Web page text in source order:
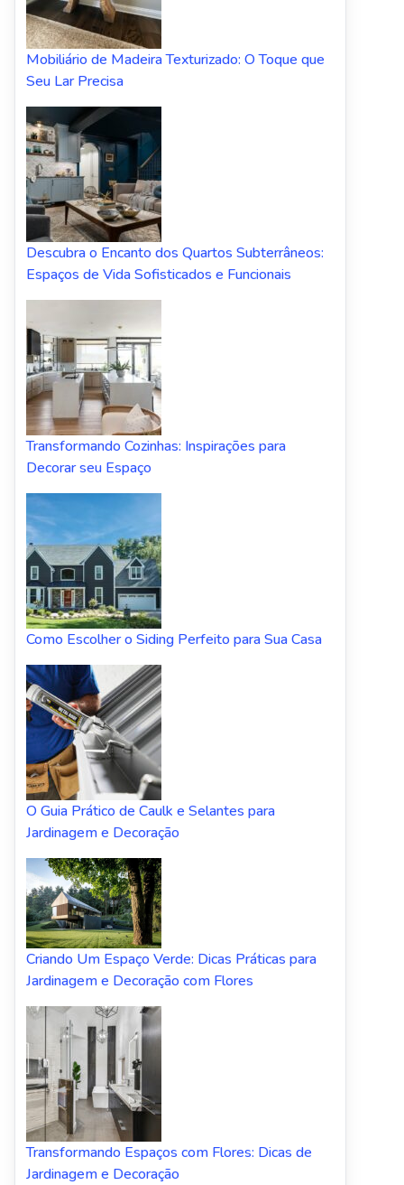
Mobiliário de Madeira Texturizado: O Toque que
Seu Lar Precisa
Descubra o Encanto dos Quartos Subterrâneos:
Espaços de Vida Sofisticados e Funcionais
Transformando Cozinhas: Inspirações para
Decorar seu Espaço
Como Escolher o Siding Perfeito para Sua Casa
O Guia Prático de Caulk e Selantes para
Jardinagem e Decoração
Criando Um Espaço Verde: Dicas Práticas para
Jardinagem e Decoração com Flores
Transformando Espaços com Flores: Dicas de
Jardinagem e Decoração